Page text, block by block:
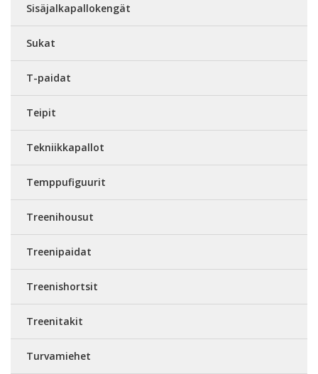
Sisäjalkapallokengät
Sukat
T-paidat
Teipit
Tekniikkapallot
Temppufiguurit
Treenihousut
Treenipaidat
Treenishortsit
Treenitakit
Turvamiehet